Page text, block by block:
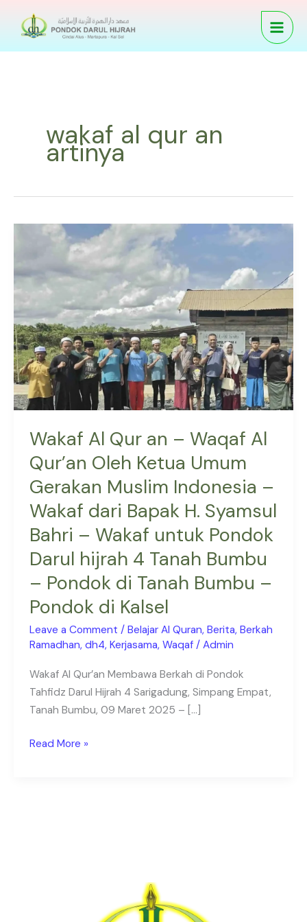
wakaf al qur an
artinya
Wakaf Al Qur an – Waqaf Al
Qur’an Oleh Ketua Umum
Gerakan Muslim Indonesia –
Wakaf dari Bapak H. Syamsul
Bahri – Wakaf untuk Pondok
Darul hijrah 4 Tanah Bumbu
– Pondok di Tanah Bumbu –
Pondok di Kalsel
Leave a Comment /Belajar Al Quran,Berita,Berkah
Ramadhan,dh4,Kerjasama,Waqaf /Admin
Wakaf Al Qur’an Membawa Berkah di Pondok
Tahfidz Darul Hijrah 4 Sarigadung, Simpang Empat,
Tanah Bumbu, 09 Maret 2025 – […]
Wakaf
an
Waqaf
Al
Qur’an
Oleh
Ketua
Umum
Muslim
Indonesia
–
dari
Bapak
H.
Bahri
–
Wakaf
untuk
Darul
hijrah
4
Bumbu
Read More »